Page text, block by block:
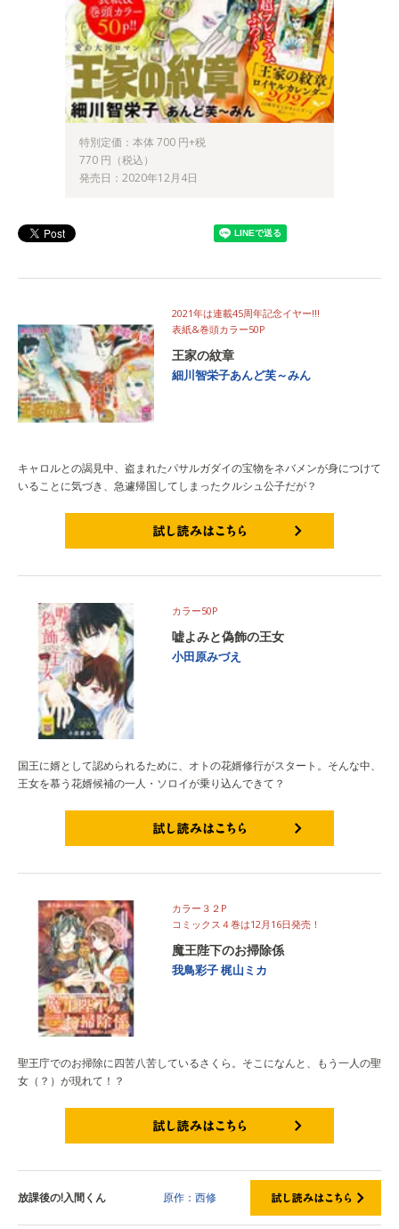
特別定価：本体 700 円+税
770 円（税込）
発売日：2020年12月4日
2021年は連載45周年記念イヤー!!!
表紙&巻頭カラー50P
王家の紋章
細川智栄子あんど芙～みん
キャロルとの謁見中、盗まれたパサルガダイの宝物をネバメンが身につけて
いることに気づき、急遽帰国してしまったクルシュ公子だが？
カラー50P
嘘よみと偽飾の王女
小田原みづえ
国王に婿として認められるために、オトの花婿修行がスタート。そんな中、
王女を慕う花婿候補の一人・ソロイが乗り込んできて？
カラー３２P
コミックス４巻は12月16日発売！
魔王陛下のお掃除係
我鳥彩子梶山ミカ
聖王庁でのお掃除に四苦八苦しているさくら。そこになんと、もう一人の聖
女（？）が現れて！？
放課後の!入間くん 原作：西修